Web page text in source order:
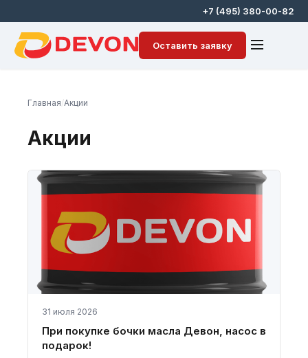
+7 (495) 380-00-82
Оставить заявку
Главная Акции
Акции
31 июля 2026
При покупке бочки масла Девон, насос в
подарок!